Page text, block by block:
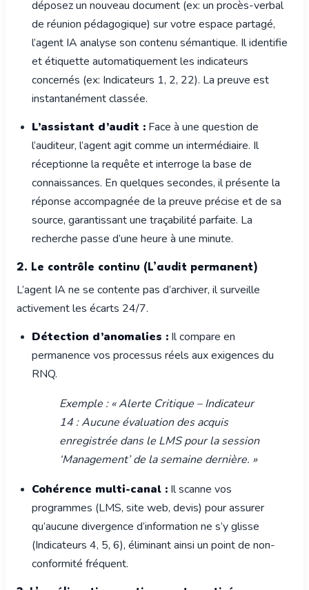
déposez un nouveau document (ex: un procès-verbal
de réunion pédagogique) sur votre espace partagé,
l’agent IA analyse son contenu sémantique. Il identifie
et étiquette automatiquement les indicateurs
concernés (ex: Indicateurs 1, 2, 22). La preuve est
instantanément classée.
L’assistant d’audit : Face à une question de
l’auditeur, l’agent agit comme un intermédiaire. Il
réceptionne la requête et interroge la base de
connaissances. En quelques secondes, il présente la
réponse accompagnée de la preuve précise et de sa
source, garantissant une traçabilité parfaite. La
recherche passe d’une heure à une minute.
2. Le contrôle continu (L’audit permanent)
L’agent IA ne se contente pas d’archiver, il surveille
activement les écarts 24/7.
Détection d’anomalies : Il compare en
permanence vos processus réels aux exigences du
RNQ.
Exemple : « Alerte Critique – Indicateur
14 : Aucune évaluation des acquis
enregistrée dans le LMS pour la session
‘Management’ de la semaine dernière. »
Cohérence multi-canal : Il scanne vos
programmes (LMS, site web, devis) pour assurer
qu’aucune divergence d’information ne s’y glisse
(Indicateurs 4, 5, 6), éliminant ainsi un point de non-
conformité fréquent.